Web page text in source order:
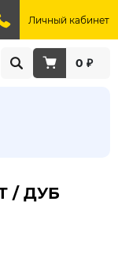
Личный кабинет
0 ₽
/ ДУБ